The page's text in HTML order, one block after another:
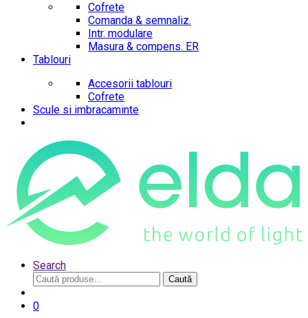
Cofrete
Comanda & semnaliz.
Intr. modulare
Masura & compens. ER
Tablouri
Accesorii tablouri
Cofrete
Scule si imbracaminte
Search
Caută
după:
Caută
0